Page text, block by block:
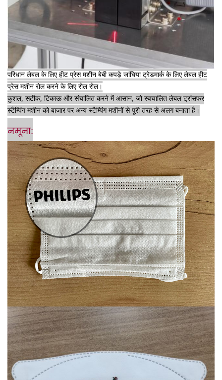
परिधान लेबल के लिए हीट प्रेस मशीन बेबी कपड़े जांघिया ट्रेडमार्क के लिए लेबल हीट
प्रेस मशीन रोल करने के लिए रोल रोल।
कुशल, सटीक, टिकाऊ और संचालित करने में आसान, जो स्वचालित लेबल ट्रांसफर
स्टैम्पिंग मशीन को बाजार पर अन्य स्टैम्पिंग मशीनों से पूरी तरह से अलग बनाता है।
नमूना: